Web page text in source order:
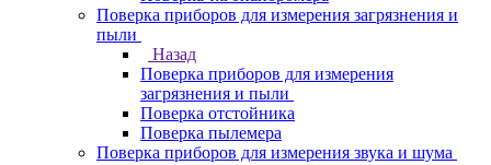
Поверка приборов для измерения загрязнения и
пыли
Назад
Поверка приборов для измерения
загрязнения и пыли
Поверка отстойника
Поверка пылемера
Поверка приборов для измерения звука и шума